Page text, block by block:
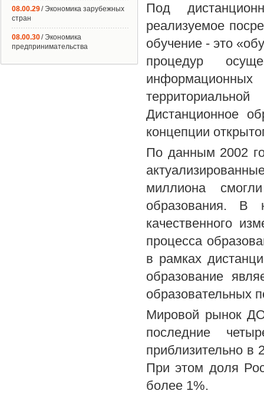
Под
реализуемое
обучение - это
процедур
Дистанционное
концепции
По данным 2002
миллиона
образования. В
качественного
процесса
в рамках
образование
образовательных
Мировой рынок
последние
приблизительно в
При этом доля
более 1%.
08.00.29/ Экономика зарубежных
стран
08.00.30/ Экономика
предпринимательства